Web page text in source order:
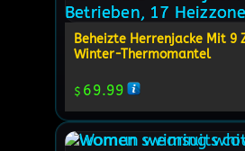
Beheizte Herrenjacke Mit 9
Winter-Thermomantel
$ 69.99